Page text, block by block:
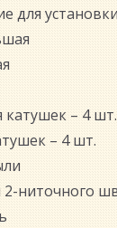
для
– 4 шт.
– 4 шт.
2-ниточного